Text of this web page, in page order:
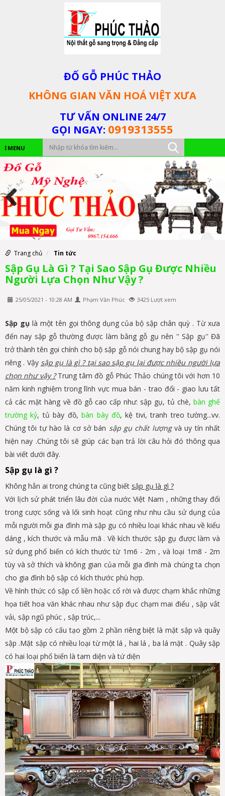
ĐỐ GỖ PHÚC THẢO
KHÔNG GIAN VĂN HOÁ VIỆT XƯA
TƯ VẤN ONLINE 24/7
GỌI NGAY: 0919313555
MENU
Trang chủ Tin tức
Sập Gụ Là Gì ? Tại Sao Sập Gụ Được Nhiều
Người Lựa Chọn Như Vậy ?
25/05/2021 - 10:28 AM Phạm Văn Phúc 3425 Lượt xem
Sập gụ là một tên gọi thông dụng của bộ sập chân quỳ . Từ xưa
đến nay sập gỗ thường được làm bằng gỗ gụ nên '' Sập gụ'' Đã
trở thành tên gọi chính cho bộ sập gỗ nói chung hay bộ sập gụ nói
riêng . Vậy sập gụ là gì ? tại sao sập gụ lại được nhiều người lựa
chọn như vậy ?Trung tâm đồ gỗ Phúc Thảo chúng tôi với hơn 10
năm kinh nghiệm trong lĩnh vực mua bán - trao đổi - giao lưu tất
cả các mặt hàng về đồ gỗ cao cấp như: sập gụ, tủ chè, bàn ghế
trường kỷ, tủ bày đồ,bàn bày đồ, kệ tivi, tranh treo tường...vv.
Chúng tôi tự hào là cơ sở bán sập gụ chất lượngvà uy tín nhất
hiện nay .Chúng tôi sẽ giúp các bạn trả lời câu hỏi đó thông qua
bài viết dưới đây.
Sập gụ là gì ?
Không hẳn ai trong chúng ta cũng biết sập gụ là gì ?
Với lịch sử phát triển lâu đời của nước Việt Nam , những thay đổi
trong cược sống và lối sinh hoạt cũng như nhu cầu sử dụng của
mỗi người mỗi gia đình mà sập gụ có nhiều loại khác nhau về kiểu
dáng , kích thước và mẫu mã . Về kích thước sập gụ được làm và
sử dụng phổ biến có kích thước từ 1m6 - 2m , và loại 1m8 - 2m
tùy và sở thích và không gian của mỗi gia đình mà chúng ta chọn
cho gia đình bộ sập có kích thước phù hợp.
Về hình thức có sập cổ liền hoặc cổ rời và được chạm khắc những
họa tiết hoa văn khác nhau như sập đục chạm mai điểu , sập vắt
vải, sập ngũ phúc , sập trúc,...
Một bộ sập có cấu tạo gồm 2 phần riêng biệt là mặt sập và quây
sập .Mặt sập có nhiều loại từ một lá , hai lá , ba lá mặt . Quây sập
có hai loại phổ biến là tam diện và tứ diện